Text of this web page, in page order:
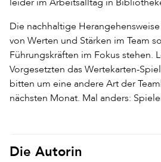
Die nachhaltige
von Werten und Stärken im Team
Führungskräften im Fokus stehen.
Vorgesetzten das Wertekarten-
bitten um eine andere Art der
nächsten Monat. Mal anders:
Die Autorin